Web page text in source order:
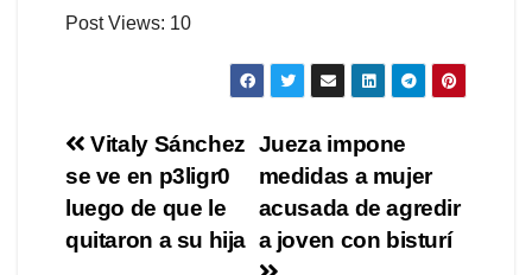
Post Views: 10
Navegación
de
entradas
Jueza impone
medidas a mujer
acusada de agredir
a joven con bisturí
Vitaly Sánchez
se ve en p3ligr0
luego de que le
quitaron a su hija